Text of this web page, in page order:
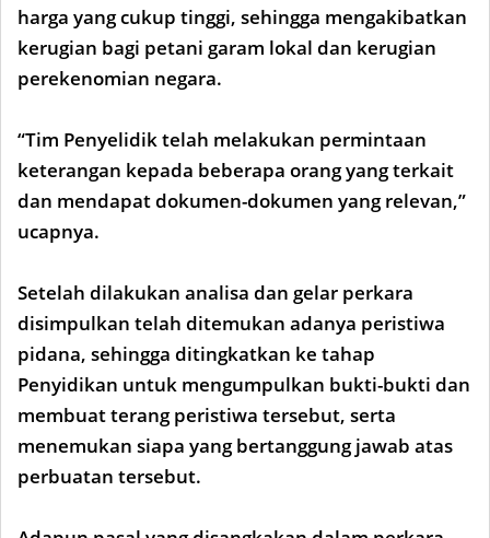
harga yang cukup tinggi, sehingga mengakibatkan
kerugian bagi petani garam lokal dan kerugian
perekenomian negara.
“Tim Penyelidik telah melakukan permintaan
keterangan kepada beberapa orang yang terkait
dan mendapat dokumen-dokumen yang relevan,”
ucapnya.
Setelah dilakukan analisa dan gelar perkara
disimpulkan telah ditemukan adanya peristiwa
pidana, sehingga ditingkatkan ke tahap
Penyidikan untuk mengumpulkan bukti-bukti dan
membuat terang peristiwa tersebut, serta
menemukan siapa yang bertanggung jawab atas
perbuatan tersebut.